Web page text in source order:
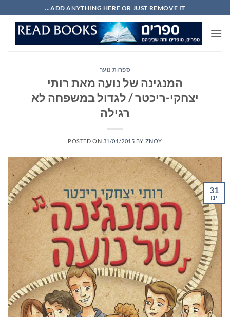
to
content
ADD ANYTHING HERE OR JUST REMOVE IT...
ספרות נוער
המנגינה של נועה מאת רותי
יצחקי-ריכטר / לגדול במשפחה לא
רגילה
POSTED ON 31/01/2015 BY ZNOY
31
ינו